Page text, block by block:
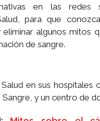
en las redes
para que
algunos mitos
de sangre.
en sus hospitales
y un centro de